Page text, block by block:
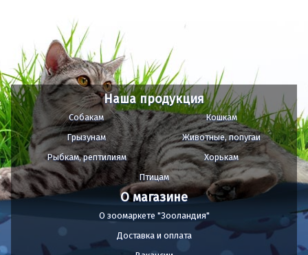
Наша продукция
Собакам
Кошкам
Грызунам
Животные, попугаи
Рыбкам, рептилиям
Хорькам
Птицам
О магазине
О зоомаркете "Зооландия"
Доставка и оплата